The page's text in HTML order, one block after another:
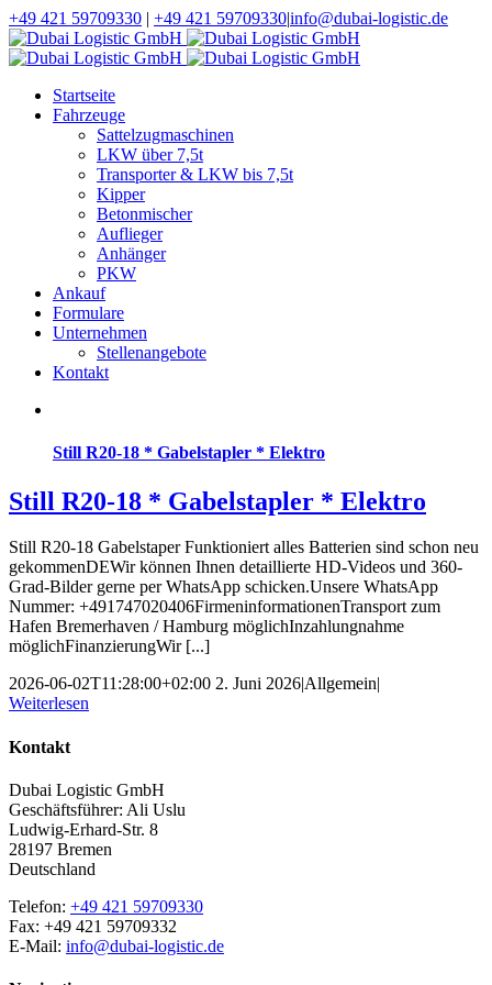
+49 421 59709330 | +49 421 59709330|info@dubai-logistic.de
Startseite
Fahrzeuge
Sattelzugmaschinen
LKW über 7,5t
Transporter & LKW bis 7,5t
Kipper
Betonmischer
Auflieger
Anhänger
PKW
Ankauf
Formulare
Unternehmen
Stellenangebote
Kontakt
Still R20-18 * Gabelstapler * Elektro
Still R20-18 * Gabelstapler * Elektro
Still R20-18 Gabelstaper Funktioniert alles Batterien sind schon neu
gekommenDEWir können Ihnen detaillierte HD-Videos und 360-
Grad-Bilder gerne per WhatsApp schicken.Unsere WhatsApp
Nummer: +491747020406FirmeninformationenTransport zum
Hafen Bremerhaven / Hamburg möglichInzahlungnahme
möglichFinanzierungWir [...]
2026-06-02T11:28:00+02:00 2. Juni 2026|Allgemein|
Weiterlesen
Kontakt
Dubai Logistic GmbH
Geschäftsführer: Ali Uslu
Ludwig-Erhard-Str. 8
28197 Bremen
Deutschland
Telefon: +49 421 59709330
Fax: +49 421 59709332
E-Mail: info@dubai-logistic.de